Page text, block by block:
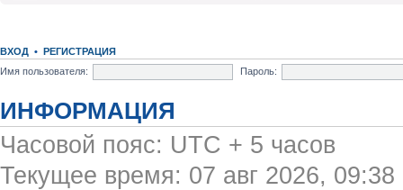
ВХОД • РЕГИСТРАЦИЯ
Имя пользователя:
Пароль:
ИНФОРМАЦИЯ
Часовой пояс: UTC + 5 часов
Текущее время: 07 авг 2026, 09:38